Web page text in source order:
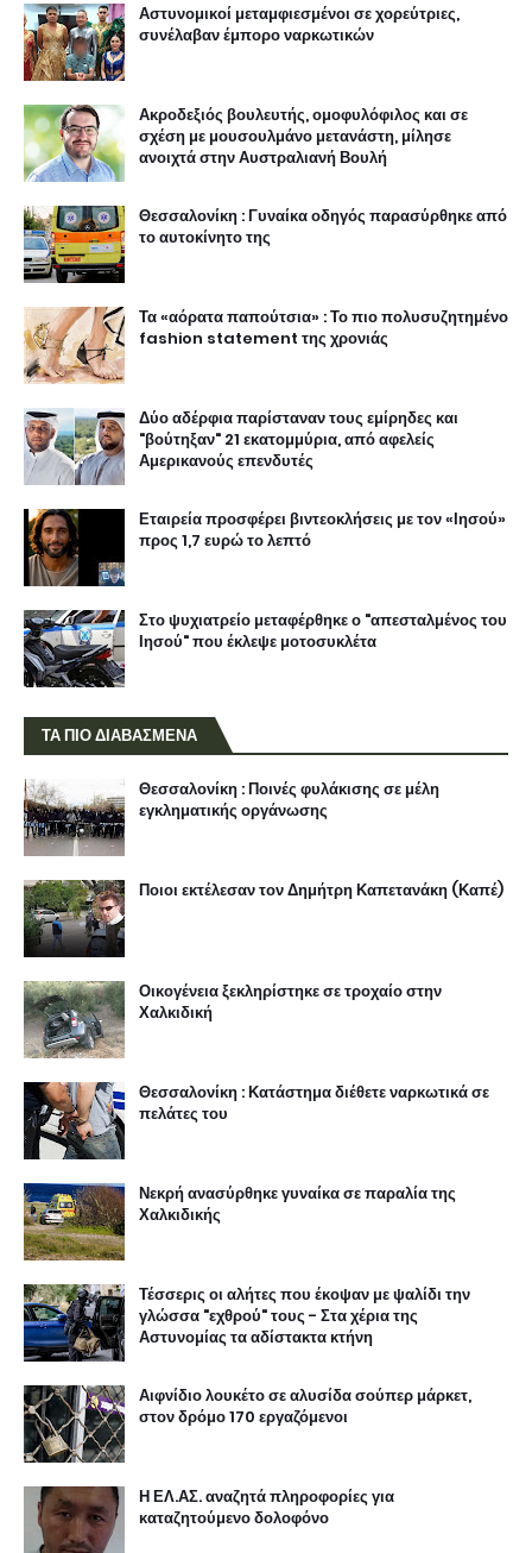
Αστυνομικοί μεταμφιεσμένοι σε χορεύτριες,
συνέλαβαν έμπορο ναρκωτικών
Ακροδεξιός βουλευτής, ομοφυλόφιλος και σε
σχέση με μουσουλμάνο μετανάστη, μίλησε
ανοιχτά στην Αυστραλιανή Βουλή
Θεσσαλονίκη : Γυναίκα οδηγός παρασύρθηκε από
το αυτοκίνητο της
Τα «αόρατα παπούτσια» : Το πιο πολυσυζητημένο
fashion statement της χρονιάς
Δύο αδέρφια παρίσταναν τους εμίρηδες και
"βούτηξαν" 21 εκατομμύρια, από αφελείς
Αμερικανούς επενδυτές
Εταιρεία προσφέρει βιντεοκλήσεις με τον «Ιησού»
προς 1,7 ευρώ το λεπτό
Στο ψυχιατρείο μεταφέρθηκε ο "απεσταλμένος του
Ιησού" που έκλεψε μοτοσυκλέτα
ΤΑ ΠΙΟ ΔΙΑΒΑΣΜΕΝΑ
Θεσσαλονίκη : Ποινές φυλάκισης σε μέλη
εγκληματικής οργάνωσης
Ποιοι εκτέλεσαν τον Δημήτρη Καπετανάκη (Καπέ)
Οικογένεια ξεκληρίστηκε σε τροχαίο στην
Χαλκιδική
Θεσσαλονίκη : Κατάστημα διέθετε ναρκωτικά σε
πελάτες του
Νεκρή ανασύρθηκε γυναίκα σε παραλία της
Χαλκιδικής
Τέσσερις οι αλήτες που έκοψαν με ψαλίδι την
γλώσσα "εχθρού" τους - Στα χέρια της
Αστυνομίας τα αδίστακτα κτήνη
Αιφνίδιο λουκέτο σε αλυσίδα σούπερ μάρκετ,
στον δρόμο 170 εργαζόμενοι
Η ΕΛ.ΑΣ. αναζητά πληροφορίες για
καταζητούμενο δολοφόνο